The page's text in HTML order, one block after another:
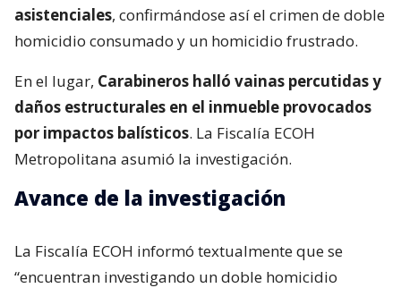
asistenciales, confirmándose así el crimen de doble
homicidio consumado y un homicidio frustrado.
En el lugar, Carabineros halló vainas percutidas y
daños estructurales en el inmueble provocados
por impactos balísticos. La Fiscalía ECOH
Metropolitana asumió la investigación.
Avance de la investigación
La Fiscalía ECOH informó textualmente que se
“encuentran investigando un doble homicidio